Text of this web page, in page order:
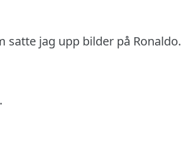
satte jag upp bilder på Ronaldo.